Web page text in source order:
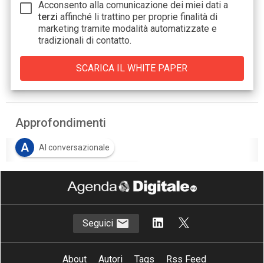
Acconsento alla comunicazione dei miei dati a
terzi affinché li trattino per proprie finalità di
marketing tramite modalità automatizzate e
tradizionali di contatto.
Approfondimenti
A
AI conversazionale
C Conversational AI Platform
intelligent enterprise
Seguici
About Autori Tags
Rss Feed